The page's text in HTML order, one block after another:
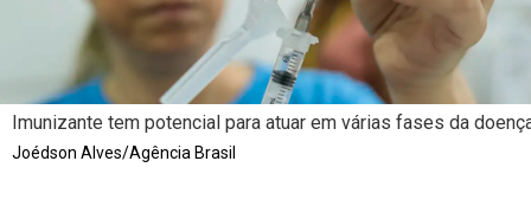
Imunizante tem potencial para atuar em várias fases da
Joédson Alves/Agência Brasil